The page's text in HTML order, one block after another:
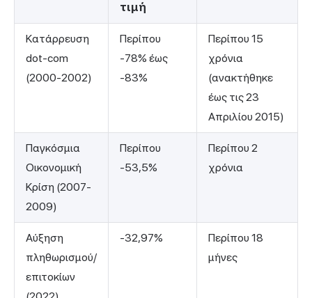
τιμή
Κατάρρευση
dot-com
(2000-2002)
Περίπου
-78% έως
-83%
Περίπου 15
χρόνια
(ανακτήθηκε
έως τις 23
Απριλίου 2015)
Παγκόσμια
Οικονομική
Κρίση (2007-
2009)
Περίπου
-53,5%
Περίπου 2
χρόνια
Αύξηση
πληθωρισμού/
επιτοκίων
-32,97%
Περίπου 18
μήνες